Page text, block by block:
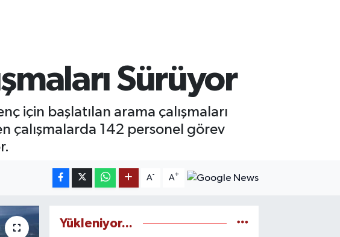
Sürüyor
için başlatılan arama çalışmaları
çalışmalarda 142 personel görev
A- A+
Yükleniyor...